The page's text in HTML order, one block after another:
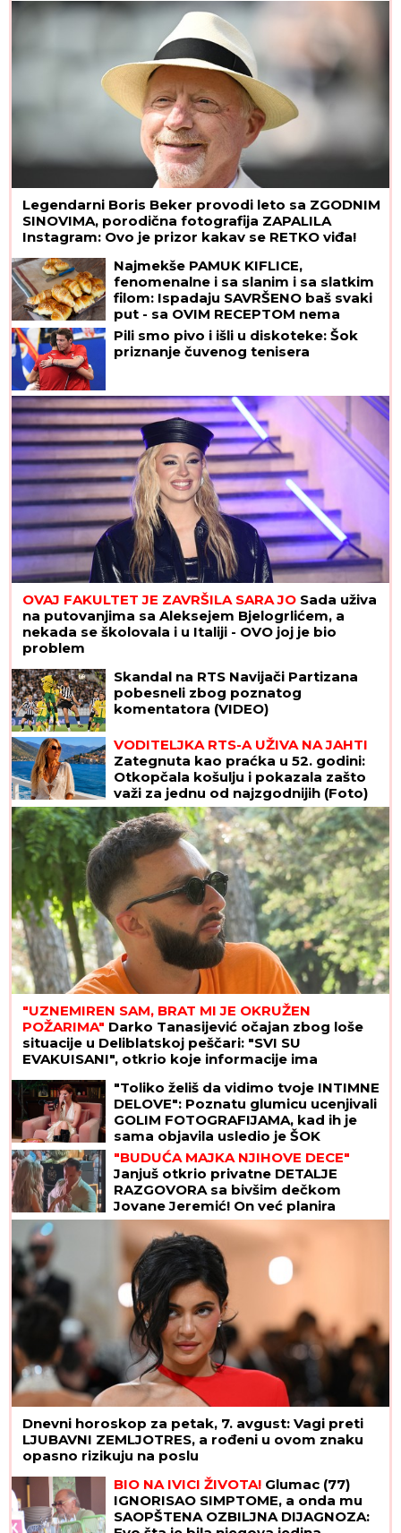
Legendarni Boris Beker provodi leto sa ZGODNIM
SINOVIMA, porodična fotografija ZAPALILA
Instagram: Ovo je prizor kakav se RETKO viđa!
Najmekše PAMUK KIFLICE,
fenomenalne i sa slanim i sa slatkim
filom: Ispadaju SAVRŠENO baš svaki
put - sa OVIM RECEPTOM nema
greške
Pili smo pivo i išli u diskoteke: Šok
priznanje čuvenog tenisera
OVAJ FAKULTET JE ZAVRŠILA SARA JO Sada uživa
na putovanjima sa Aleksejem Bjelogrlićem, a
nekada se školovala i u Italiji - OVO joj je bio
problem
Skandal na RTS Navijači Partizana
pobesneli zbog poznatog
komentatora (VIDEO)
VODITELJKA RTS-A UŽIVA NA JAHTI
Zategnuta kao praćka u 52. godini:
Otkopčala košulju i pokazala zašto
važi za jednu od najzgodnijih (Foto)
"UZNEMIREN SAM, BRAT MI JE OKRUŽEN
POŽARIMA" Darko Tanasijević očajan zbog loše
situacije u Deliblatskoj peščari: "SVI SU
EVAKUISANI", otkrio koje informacije ima
"Toliko želiš da vidimo tvoje INTIMNE
DELOVE": Poznatu glumicu ucenjivali
GOLIM FOTOGRAFIJAMA, kad ih je
sama objavila usledio je ŠOK
"BUDUĆA MAJKA NJIHOVE DECE"
Janjuš otkrio privatne DETALJE
RAZGOVORA sa bivšim dečkom
Jovane Jeremić! On već planira
naslednike sa novom
Dnevni horoskop za petak, 7. avgust: Vagi preti
LJUBAVNI ZEMLJOTRES, a rođeni u ovom znaku
opasno rizikuju na poslu
BIO NA IVICI ŽIVOTA! Glumac (77)
IGNORISAO SIMPTOME, a onda mu
SAOPŠTENA OZBILJNA DIJAGNOZA: